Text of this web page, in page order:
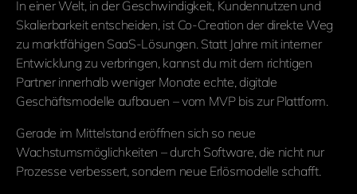
In einer Welt, in der Geschwindigkeit, Kundennutzen und
Skalierbarkeit entscheiden, ist Co-Creation der direkte Weg
zu marktfähigen SaaS-Lösungen. Statt Jahre mit interner
Entwicklung zu verbringen, kannst du mit dem richtigen
Partner innerhalb weniger Monate echte, digitale
Geschäftsmodelle aufbauen – vom MVP bis zur Plattform.
Gerade im Mittelstand eröffnen sich so neue
Wachstumsmöglichkeiten – durch Software, die nicht nur
Prozesse verbessert, sondern neue Erlösmodelle schafft.